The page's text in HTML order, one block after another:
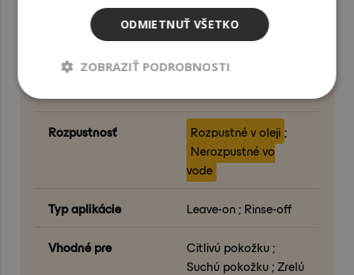
Odporúčaná teplota
spracovania (°C)
< 40
Odporúčaný rozsah
1 - 100
Rozpustnosť Rozpustné v oleji ;
Nerozpustné vo
vode
Typ aplikácie Leave-on ; Rinse-off
Vhodné pre
Citlivú pokožku ;
Suchú pokožku ; Zrelú
ODMIETNUŤ VŠETKO
ZOBRAZIŤ PODROBNOSTI